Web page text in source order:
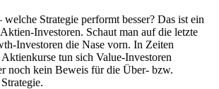
Strategie performt besser? Das ist ein
Investoren. Schaut man auf die letzte
Investoren die Nase vorn. In Zeiten
tun sich Value-Investoren
noch kein Beweis für die Über- bzw.